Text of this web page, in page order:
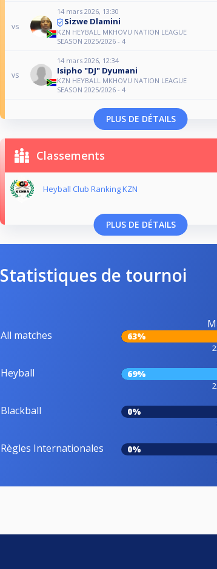
vs
14 mars 2026, 13:30
Sizwe Dlamini
KZN HEYBALL MKHOVU NATION LEAGUE
SEASON 2025/2026 - 4
vs
14 mars 2026, 12:34
Isipho "DJ" Dyumani
KZN HEYBALL MKHOVU NATION LEAGUE
SEASON 2025/2026 - 4
PLUS DE DÉTAILS
Classements
Heyball Club Ranking KZN
PLUS DE DÉTAILS
Statistiques de tournoi
All matches 63%
Heyball 69%
Blackball 0%
Règles Internationales 0%